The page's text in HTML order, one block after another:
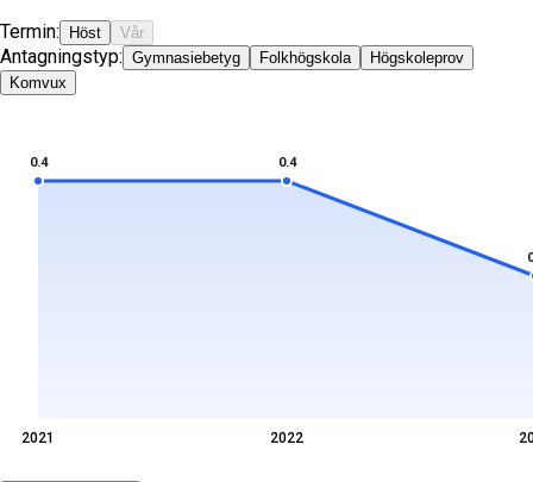
Termin: Höst Vår
Antagningstyp: Gymnasiebetyg Folkhögskola
Högskoleprov
Komvux
0.4 0.4
2021 2022